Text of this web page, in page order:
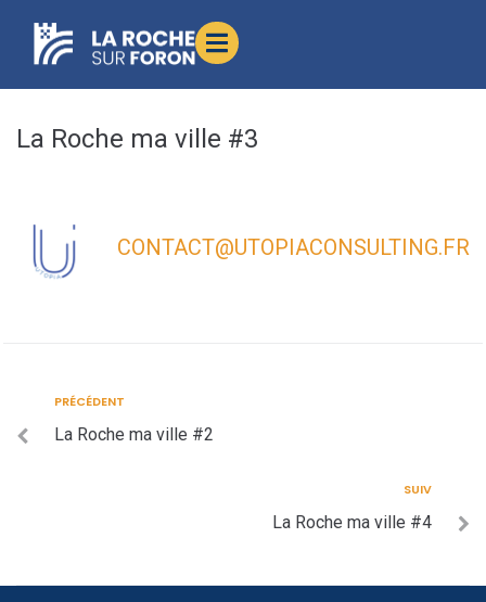
principal
La Roche ma ville #3
CONTACT@UTOPIACONSULTING.FR
PRÉCÉDENT
La Roche ma ville #2
SUIV
La Roche ma ville #4